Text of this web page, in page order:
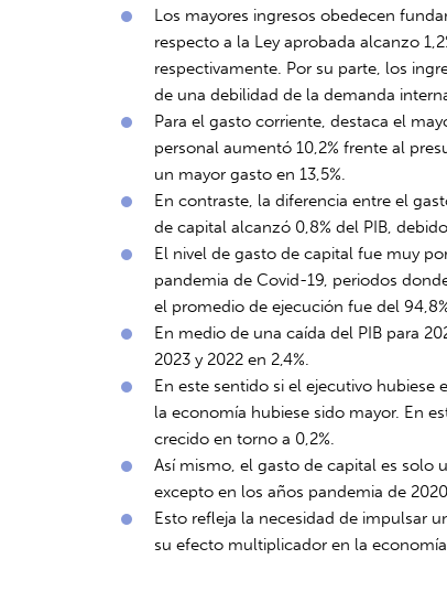
Los mayores ingresos obedecen
respecto a la Ley aprobada alcanzo
respectivamente. Por su parte, los
de una debilidad de la demanda
Para el gasto corriente, destaca el
personal aumentó 10,2% frente al
un mayor gasto en 13,5%.
En contraste, la diferencia entre el
de capital alcanzó 0,8% del PIB,
El nivel de gasto de capital fue muy
pandemia de Covid-19, periodos
el promedio de ejecución fue del
En medio de una caída del PIB para
2023 y 2022 en 2,4%.
En este sentido si el ejecutivo
la economía hubiese sido mayor. En
crecido en torno a 0,2%.
Así mismo, el gasto de capital es solo
excepto en los años pandemia de
Esto refleja la necesidad de impulsar
su efecto multiplicador en la